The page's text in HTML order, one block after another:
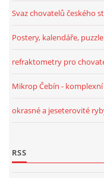
CHOVATELSKÉ
LÉKÁRNIČKA NAŠICH
Svaz chovatelů českého
Postery, kalendáře,
refraktometry pro
Mikrop Čebín -
okrasné a jeseterovité
RSS